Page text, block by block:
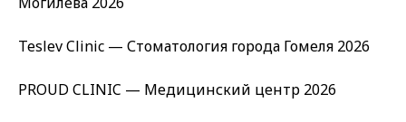
Teslev Clinic — Стоматология города Гомеля 2026
PROUD CLINIC — Медицинский центр 2026